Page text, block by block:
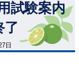
試験案内
了
日